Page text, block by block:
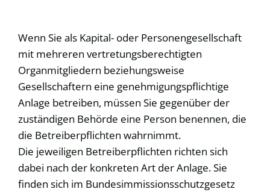
Wenn Sie als Kapital- oder Personengesellschaft
mit mehreren vertretungsberechtigten
Organmitgliedern beziehungsweise
Gesellschaftern eine genehmigungspflichtige
Anlage betreiben, müssen Sie gegenüber der
zuständigen Behörde eine Person benennen, die
die Betreiberpflichten wahrnimmt.
Die jeweiligen Betreiberpflichten richten sich
dabei nach der konkreten Art der Anlage. Sie
finden sich im Bundesimmissionsschutzgesetz